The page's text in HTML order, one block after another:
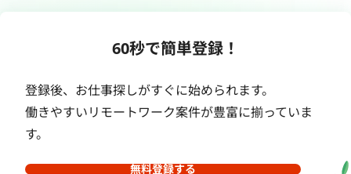
60秒で簡単登録！
登録後、お仕事探しがすぐに始められます。
働きやすいリモートワーク案件が豊富に揃っていま
す。
無料登録する